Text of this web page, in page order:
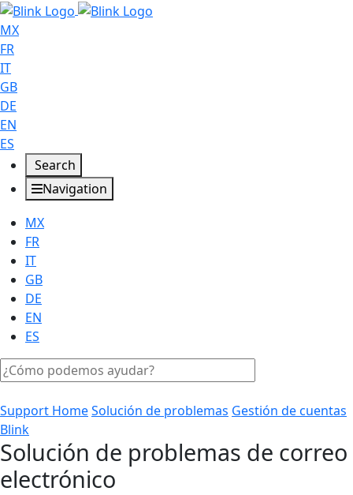
MX
FR
IT
GB
DE
EN
ES
Search
Navigation
MX
FR
IT
GB
DE
EN
ES
Support HomeSolución de problemas Gestión de cuentas
Blink
Solución de problemas de correo
electrónico